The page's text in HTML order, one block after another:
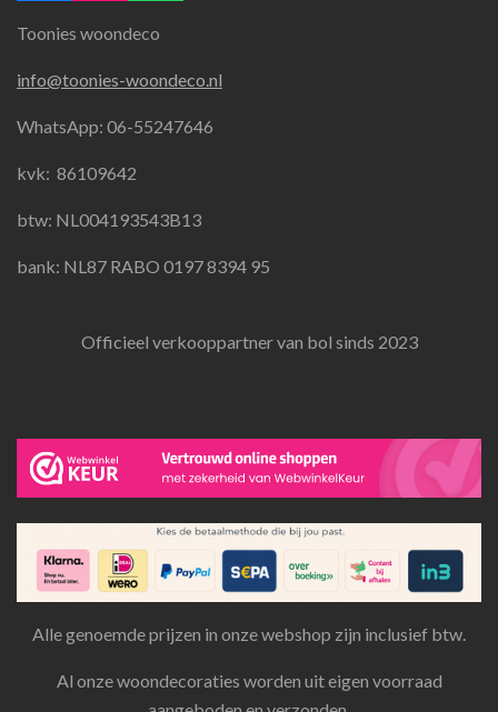
c
b
o
k
s
a
g
a
a
s
A
Toonies woondeco
info@toonies-woondeco.nl
WhatsApp: 06-55247646
kvk: 86109642
btw: NL004193543B13
bank: NL87 RABO 0197 8394 95
Officieel verkooppartner van bol sinds 2023
Alle genoemde prijzen in onze webshop zijn inclusief btw.
Al onze woondecoraties worden uit eigen voorraad